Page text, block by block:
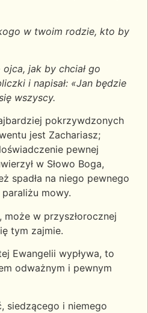
w twoim rodzie, kto by
jak by chciał go
i napisał: «Jan będzie
wszyscy.
pokrzywdzonych
jest Zachariasz;
pewnej
w Słowo Boga,
spadła na niego pewnego
mowy.
w przyszłorocznej
tym zajmie.
Ewangelii wypływa, to
odważnym i pewnym
siedzącego i niemego